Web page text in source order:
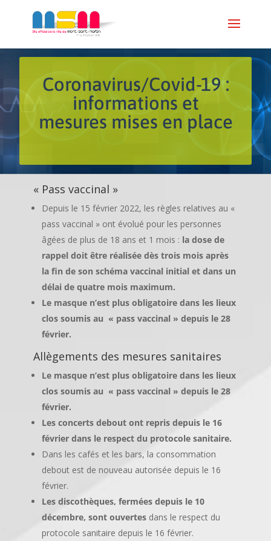
Coronavirus/Covid-19 :
informations et
mesures mises en place
« Pass vaccinal »
Depuis le 15 février 2022, les règles relatives au «
pass vaccinal » ont évolué pour les personnes
âgées de plus de 18 ans et 1 mois : la dose de
rappel doit être réalisée dès trois mois après
la fin de son schéma vaccinal initial et dans un
délai de quatre mois maximum.
Le masque n’est plus obligatoire dans les lieux
clos soumis au « pass vaccinal » depuis le 28
février.
Allègements des mesures sanitaires
Le masque n’est plus obligatoire dans les lieux
clos soumis au « pass vaccinal » depuis le 28
février.
Les concerts debout ont repris depuis le 16
février dans le respect du protocole sanitaire.
Dans les cafés et les bars, la consommation
debout est de nouveau autorisée depuis le 16
février.
Les discothèques, fermées depuis le 10
décembre, sont ouvertes dans le respect du
protocole sanitaire depuis le 16 février.